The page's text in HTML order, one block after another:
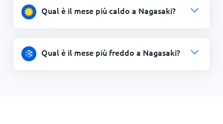
Qual è il mese più caldo a Nagasaki?
Qual è il mese più freddo a Nagasaki?